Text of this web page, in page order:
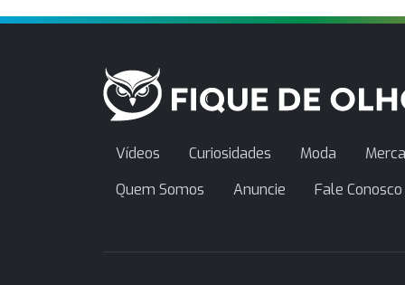
Vídeos Curiosidades Moda
Quem Somos
Anuncie Fale Conosco